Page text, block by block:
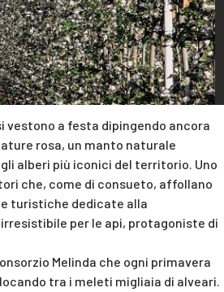
vestono a festa dipingendo ancora
rosa, un manto naturale
alberi più iconici del territorio. Uno
che, come di consueto, affollano
turistiche dedicate alla
per le api, protagoniste di
Melinda che ogni primavera
tra i meleti migliaia di alveari.